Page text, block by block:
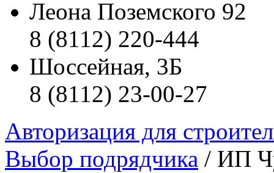
Леона Поземского 92
8 (8112) 220-444
Шоссейная, 3Б
8 (8112) 23-00-27
Авторизация для
Выбор подрядчика / ИП